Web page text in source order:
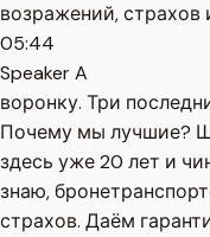
возражений, страхов
05:44
Speaker A
воронку. Три
Почему мы лучшие?
здесь уже 20 лет и
знаю,
страхов. Даём